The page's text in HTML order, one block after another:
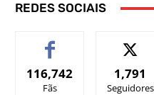
REDES SOCIAIS
116,742
Fãs
1,791
Seguidores